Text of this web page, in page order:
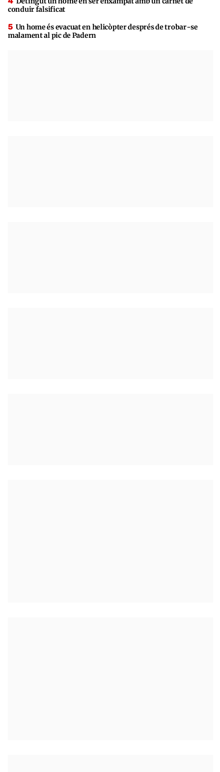
conduir falsificat
Un home és evacuat en helicòpter després de trobar-se
malament al pic de Padern